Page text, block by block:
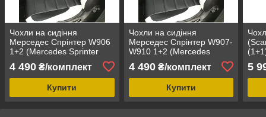
Чохли на сидіння
Мерседес Спрінтер W906
1+2 (Mercedes Sprinter
модельні авточохли
екошкіра арігона
4 490 ₴/комплект
Купити
Чохли на сидіння
Мерседес Спрінтер W907-
W910 1+2 (Mercedes
модельні авточохли
екошкіра арігона
4 490₴/комплект
Купити
5